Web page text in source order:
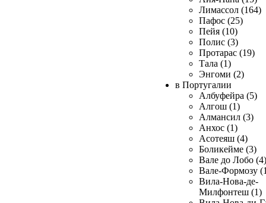
Лимассол (164)
Пафос (25)
Пейя (10)
Полис (3)
Протарас (19)
Тала (1)
Энгоми (2)
в Португалии
Албуфейра (5)
Алгош (1)
Алмансил (3)
Анхос (1)
Асотеяш (4)
Боликейме (3)
Вале до Лобо (4)
Вале-Формозу
Вила-Нова-де-
Милфонтеш (1)